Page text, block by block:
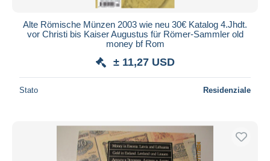
Alte Römische Münzen 2003 wie neu 30€ Katalog 4.Jhdt.
vor Christi bis Kaiser Augustus für Römer-Sammler old
money bf Rom
± 11,27 USD
Stato Residenziale